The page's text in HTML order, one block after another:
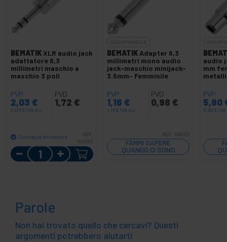
BEMATIK XLR audio jack
adattatore 6,3
millimetri maschio a
maschio 3 poli
PVP
2,03 €
2,03 € IVA inc.
PVD
1,72 €
Consegna immediata
REF:
XO053
Quantità
BEMATIK Adapter 6,3
millimetri mono audio
jack-maschio minijack-
3.5mm- Femminile
PVP
1,16 €
1,16 € IVA inc.
PVD
0,98 €
REF: AW011
FAMMI SAPERE
QUANDO CI SONO
SCORTE
audio
mm
PVP
5,80
5,80 €
Parole
Non hai trovato quello che cercavi? Questi
argomenti potrebbero aiutarti